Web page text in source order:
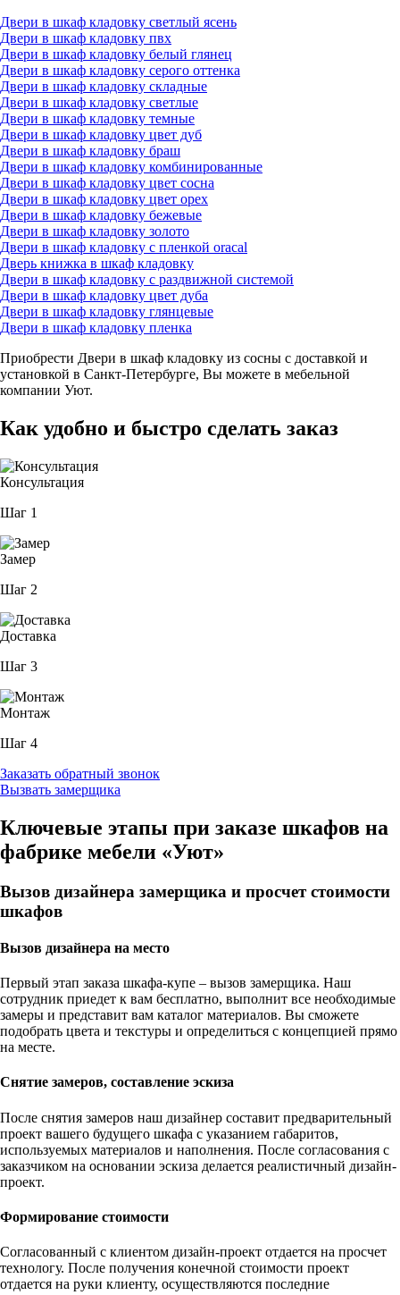
Двери в шкаф кладовку светлый ясень
Двери в шкаф кладовку пвх
Двери в шкаф кладовку белый глянец
Двери в шкаф кладовку серого оттенка
Двери в шкаф кладовку складные
Двери в шкаф кладовку светлые
Двери в шкаф кладовку темные
Двери в шкаф кладовку цвет дуб
Двери в шкаф кладовку браш
Двери в шкаф кладовку комбинированные
Двери в шкаф кладовку цвет сосна
Двери в шкаф кладовку цвет орех
Двери в шкаф кладовку бежевые
Двери в шкаф кладовку золото
Двери в шкаф кладовку с пленкой oracal
Дверь книжка в шкаф кладовку
Двери в шкаф кладовку с раздвижной системой
Двери в шкаф кладовку цвет дуба
Двери в шкаф кладовку глянцевые
Двери в шкаф кладовку пленка
Приобрести Двери в шкаф кладовку из сосны с доставкой и
установкой в Санкт-Петербурге, Вы можете в мебельной
компании Уют.
Как удобно и быстро сделать заказ
Консультация
Шаг 1
Замер
Шаг 2
Доставка
Шаг 3
Монтаж
Шаг 4
Заказать обратный звонок
Вызвать замерщика
Ключевые этапы при заказе шкафов на
фабрике мебели «Уют»
Вызов дизайнера замерщика и просчет стоимости
шкафов
Вызов дизайнера на место
Первый этап заказа шкафа-купе – вызов замерщика. Наш
сотрудник приедет к вам бесплатно, выполнит все необходимые
замеры и представит вам каталог материалов. Вы сможете
подобрать цвета и текстуры и определиться с концепцией прямо
на месте.
Снятие замеров, составление эскиза
После снятия замеров наш дизайнер составит предварительный
проект вашего будущего шкафа с указанием габаритов,
используемых материалов и наполнения. После согласования с
заказчиком на основании эскиза делается реалистичный дизайн-
проект.
Формирование стоимости
Согласованный с клиентом дизайн-проект отдается на просчет
технологу. После получения конечной стоимости проект
отдается на руки клиенту, осуществляются последние